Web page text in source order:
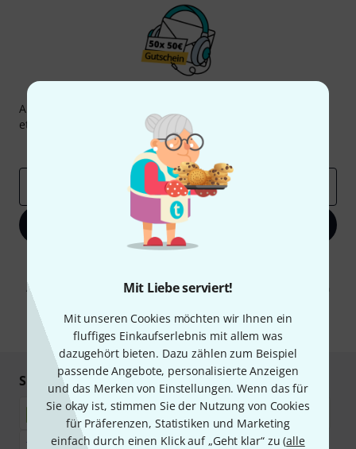
Mit Liebe serviert!
Mit unseren Cookies möchten wir Ihnen ein
fluffiges Einkaufserlebnis mit allem was
dazugehört bieten. Dazu zählen zum Beispiel
passende Angebote, personalisierte Anzeigen
und das Merken von Einstellungen. Wenn das für
Sie okay ist, stimmen Sie der Nutzung von Cookies
für Präferenzen, Statistiken und Marketing
einfach durch einen Klick auf „Geht klar“ zu (alle
Abonniere den Thomann Newsletter und gewinne mit
etwas Glück einen von
50 Gutscheinen
Inspirierende Beiträge
Deals
Jetzt anmelden
Abmeldung ist jederzeit möglich. Weitere Informationen finden Sie in
* Pflichtfeld
Sicher einkaufen & bezahlen